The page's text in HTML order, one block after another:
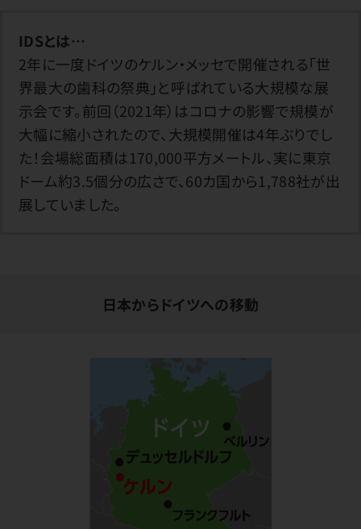
IDSとは…
2年に一度ドイツのケルン・メッセで開催される「世
界最大の歯科の祭典」と呼ばれている大規模な展
示会です。前回（2021年）はコロナの影響で規模が
大幅に縮小されたので、大規模開催は4年ぶりでし
た！会場総面積は170,000平方メートル、実に東京
ドーム約3.5個分の広さで、60カ国から1,788社が出
展していました。
日本からドイツへの移動